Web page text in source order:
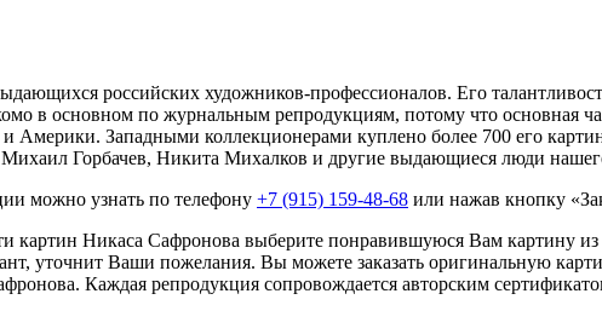
российских художников-профессионалов. Его
в основном по журнальным репродукциям, потому что основная
Америки. Западными коллекционерами куплено более 700 его
Горбачев, Никита Михалков и другие выдающиеся люди
можно узнать по телефону +7 (915) 159-48-68 или нажав кнопку
картин Никаса Сафронова выберите понравившуюся Вам картину
уточнит Ваши пожелания. Вы можете заказать оригинальную
Каждая репродукция сопровождается авторским